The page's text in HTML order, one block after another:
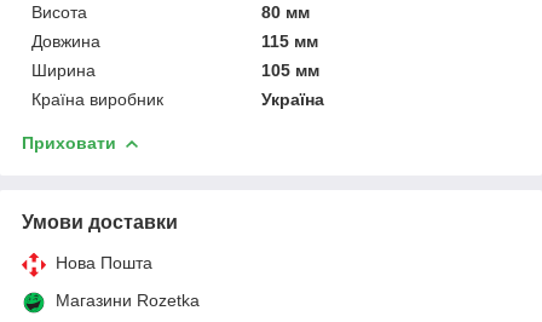
Висота
80 мм
Довжина
115 мм
Ширина
105 мм
Країна виробник
Україна
Приховати
Умови доставки
Нова Пошта
Магазини Rozetka